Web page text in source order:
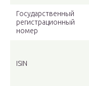
Государственный
регистрационный
номер
ISIN